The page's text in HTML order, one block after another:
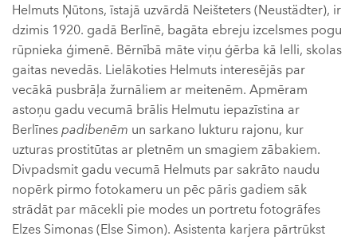
Helmuts Ņūtons, īstajā uzvārdā Neišteters (Neustädter), ir
dzimis 1920. gadā Berlīnē, bagāta ebreju izcelsmes pogu
rūpnieka ģimenē. Bērnībā māte viņu ģērba kā lelli, skolas
gaitas nevedās. Lielākoties Helmuts interesējās par
vecākā pusbrāļa žurnāliem ar meitenēm. Apmēram
astoņu gadu vecumā brālis Helmutu iepazīstina ar
Berlīnespadibenēm un sarkano lukturu rajonu, kur
uzturas prostitūtas ar pletnēm un smagiem zābakiem.
Divpadsmit gadu vecumā Helmuts par sakrāto naudu
nopērk pirmo fotokameru un pēc pāris gadiem sāk
strādāt par mācekli pie modes un portretu fotogrāfes
Elzes Simonas (Else Simon). Asistenta karjera pārtrūkst